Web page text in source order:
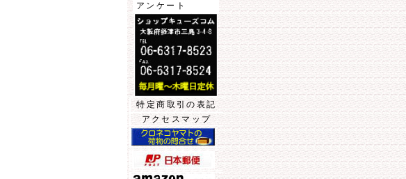
アンケート
特定商取引の表記
アクセスマップ